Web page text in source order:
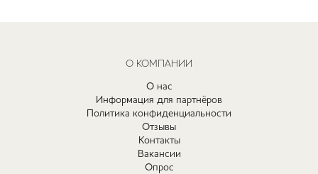
О КОМПАНИИ
О нас
Информация для партнёров
Политика конфиденциальности
Отзывы
Контакты
Вакансии
Опрос